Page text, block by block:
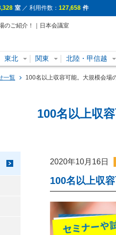
室 ／ 利用件数： 127,658 件
のご紹介！｜日本会議室
東北 関東 北陸・甲信越
一覧 100名以上収容可能。大規模会場
100名以上収
2020年10月16日
100名以上収